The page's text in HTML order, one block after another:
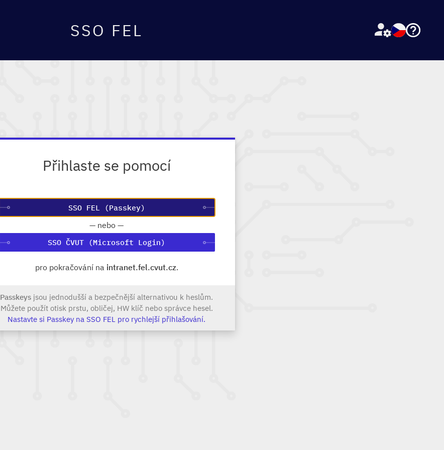
SSO FEL
Přihlaste se pomocí
— nebo —
SSO ČVUT (Microsoft Login)
pro pokračování na intranet.fel.cvut.cz.
Passkeys jsou jednodušší a bezpečnější alternativou k heslům.
Můžete použít otisk prstu, obličej, HW klíč nebo správce hesel.
Nastavte si Passkey na SSO FEL pro rychlejší přihlašování.